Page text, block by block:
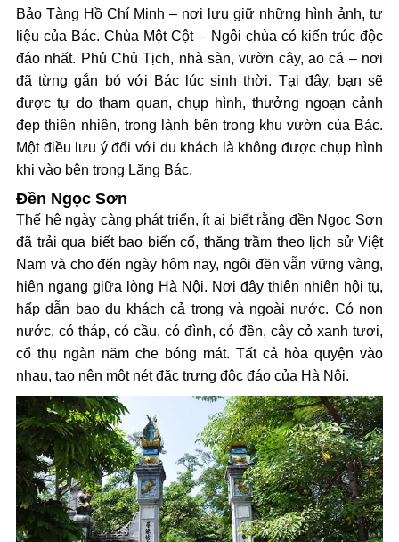
Bảo Tàng Hồ Chí Minh – nơi lưu giữ những hình ảnh, tư
liệu của Bác. Chùa Một Cột – Ngôi chùa có kiến trúc độc
đáo nhất. Phủ Chủ Tịch, nhà sàn, vườn cây, ao cá – nơi
đã từng gắn bó với Bác lúc sinh thời. Tại đây, bạn sẽ
được tự do tham quan, chụp hình, thưởng ngoạn cảnh
đẹp thiên nhiên, trong lành bên trong khu vườn của Bác.
Một điều lưu ý đối với du khách là không được chụp hình
khi vào bên trong Lăng Bác.
Đền Ngọc Sơn
Thế hệ ngày càng phát triển, ít ai biết rằng đền Ngọc Sơn
đã trải qua biết bao biến cố, thăng trầm theo lịch sử Việt
Nam và cho đến ngày hôm nay, ngôi đền vẫn vững vàng,
hiên ngang giữa lòng Hà Nội. Nơi đây thiên nhiên hội tụ,
hấp dẫn bao du khách cả trong và ngoài nước. Có non
nước, có tháp, có cầu, có đình, có đền, cây cỏ xanh tươi,
cổ thụ ngàn năm che bóng mát. Tất cả hòa quyện vào
nhau, tạo nên một nét đặc trưng độc đáo của Hà Nội.